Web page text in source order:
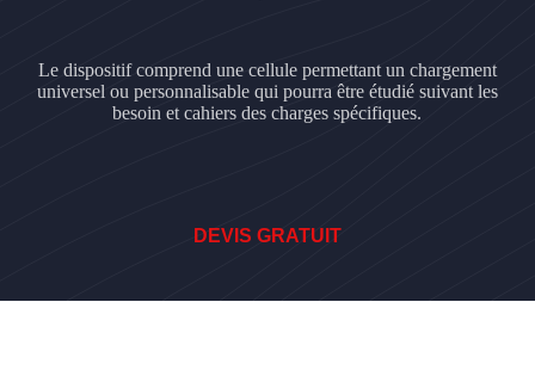
Le dispositif comprend une cellule permettant un chargement
universel ou personnalisable qui pourra être étudié suivant les
besoin et cahiers des charges spécifiques.
DEVIS GRATUIT